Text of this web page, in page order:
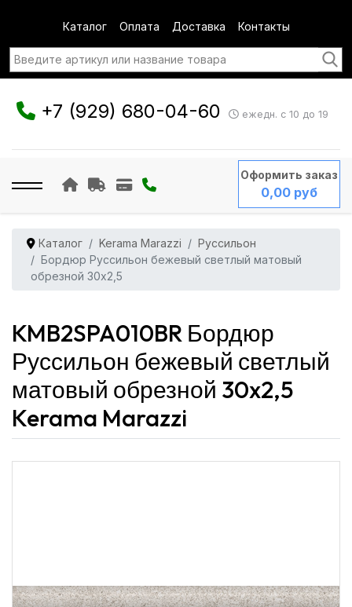
Каталог Оплата Доставка Контакты
+7 (929) 680-04-60 ежедн. с 10 до 19
Оформить заказ
0,00 руб
Каталог Kerama Marazzi
Руссильон
Бордюр Руссильон бежевый светлый матовый
обрезной 30x2,5
KMB2SPA010BR Бордюр
Руссильон бежевый светлый
матовый обрезной 30x2,5
Kerama Marazzi